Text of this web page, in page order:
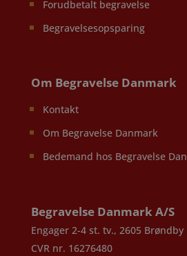
Forudbetalt begravelse
Begravelsesopsparing
Om Begravelse Danmark
Kontakt
Om Begravelse Danmark
Bedemand hos Begravelse
Begravelse Danmark A/S
Engager 2-4 st. tv., 2605 Brøndby
CVR nr. 16276480